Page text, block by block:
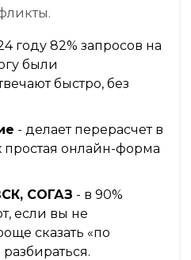
году 82% запросов на
были
быстро, без
- делает перерасчет в
простая онлайн-форма
СОГАЗ - в 90%
если вы не
сказать «по